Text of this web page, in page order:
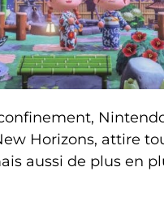
Horizons, attire
aussi de plus en